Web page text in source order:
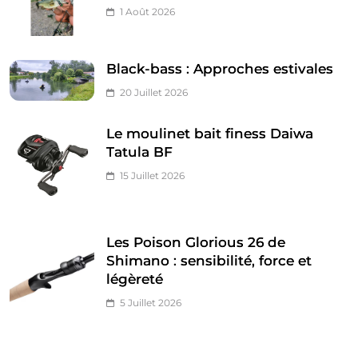
1 Août 2026
Black-bass : Approches estivales
20 Juillet 2026
Le moulinet bait finess Daiwa
Tatula BF
15 Juillet 2026
Les Poison Glorious 26 de
Shimano : sensibilité, force et
légèreté
5 Juillet 2026